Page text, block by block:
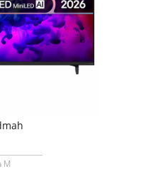
M